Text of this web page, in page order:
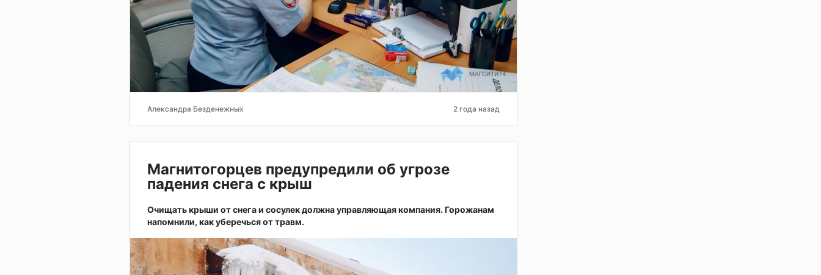
Александра Безденежных 2 года назад
Магнитогорцев предупредили об угрозе
падения снега с крыш
Очищать крыши от снега и сосулек должна управляющая компания. Горожанам
напомнили, как уберечься от травм.